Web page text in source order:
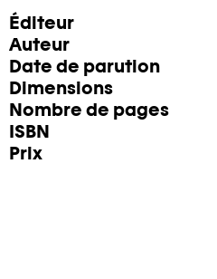
Éditeur
Auteur
Date de parution
Dimensions
Nombre de pages
ISBN
Prix